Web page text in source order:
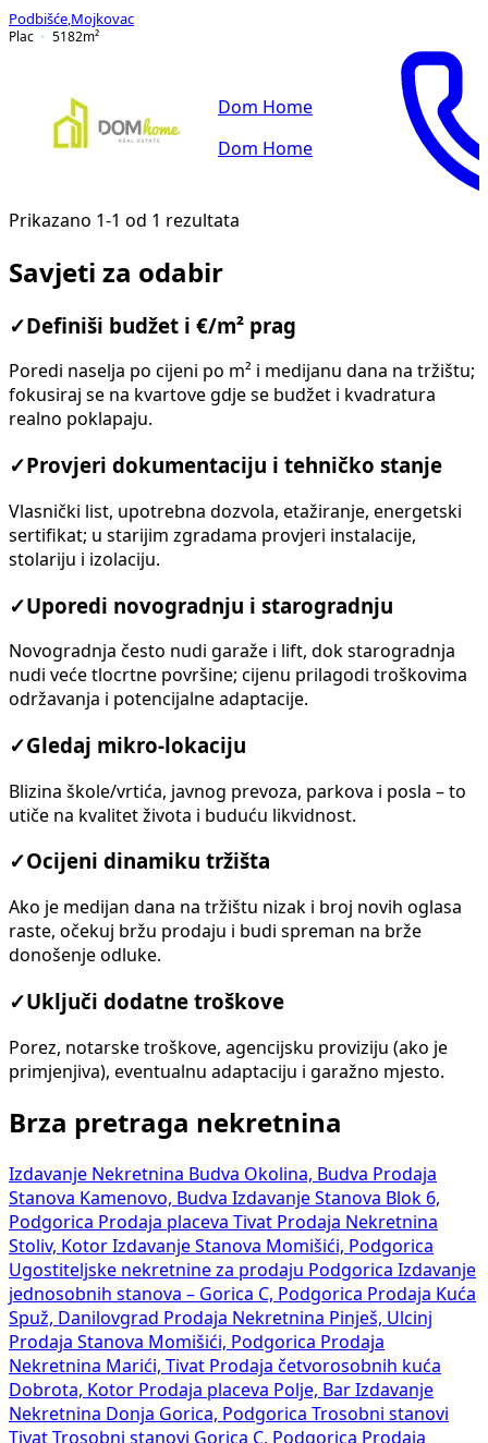
Podbišće Mojkovac
Plac
5182m²
Dom Home
Dom Home
Prikazano 1-1 od 1 rezultata
Savjeti za odabir
✓ Definiši budžet i €/m² prag
Poredi naselja po cijeni po m² i medijanu dana na tržištu;
fokusiraj se na kvartove gdje se budžet i kvadratura
realno poklapaju.
✓ Provjeri dokumentaciju i tehničko stanje
Vlasnički list, upotrebna dozvola, etažiranje, energetski
sertifikat; u starijim zgradama provjeri instalacije,
stolariju i izolaciju.
✓Uporedi novogradnju i starogradnju
Novogradnja često nudi garaže i lift, dok starogradnja
nudi veće tlocrtne površine; cijenu prilagodi troškovima
održavanja i potencijalne adaptacije.
✓Gledaj mikro-lokaciju
Blizina škole/vrtića, javnog prevoza, parkova i posla – to
utiče na kvalitet života i buduću likvidnost.
✓Ocijeni dinamiku tržišta
Ako je medijan dana na tržištu nizak i broj novih oglasa
raste, očekuj bržu prodaju i budi spreman na brže
donošenje odluke.
✓Uključi dodatne troškove
Porez, notarske troškove, agencijsku proviziju (ako je
primjenjiva), eventualnu adaptaciju i garažno mjesto.
Brza pretraga nekretnina
Izdavanje Nekretnina Budva Okolina, Budva Prodaja
Stanova Kamenovo, Budva Izdavanje Stanova Blok 6,
Podgorica Prodaja placeva Tivat Prodaja Nekretnina
Stoliv, Kotor Izdavanje Stanova Momišići, Podgorica
Ugostiteljske nekretnine za prodaju Podgorica Izdavanje
jednosobnih stanova – Gorica C, Podgorica Prodaja Kuća
Spuž, Danilovgrad Prodaja Nekretnina Pinješ, Ulcinj
Prodaja Stanova Momišići, Podgorica Prodaja
Nekretnina Marići, Tivat Prodaja četvorosobnih kuća
Dobrota, Kotor Prodaja placeva Polje, Bar Izdavanje
Nekretnina Donja Gorica, Podgorica Trosobni stanovi
Tivat Trosobni stanovi Gorica C, Podgorica Prodaja